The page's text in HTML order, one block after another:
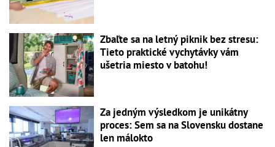
Zbaľte sa na letný piknik bez stresu:
Tieto praktické vychytávky vám
ušetria miesto v batohu!
Za jedným výsledkom je unikátny
proces: Sem sa na Slovensku dostane
len málokto